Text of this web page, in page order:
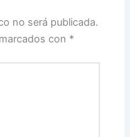
no será publicada.
con *